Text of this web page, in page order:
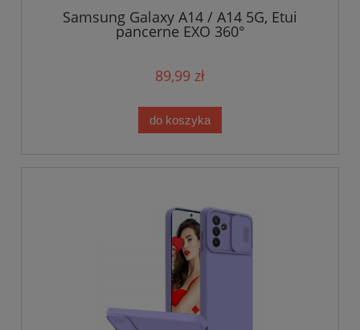
Samsung Galaxy A14 / A14 5G, Etui
pancerne EXO 360°
89,99 zł
do koszyka